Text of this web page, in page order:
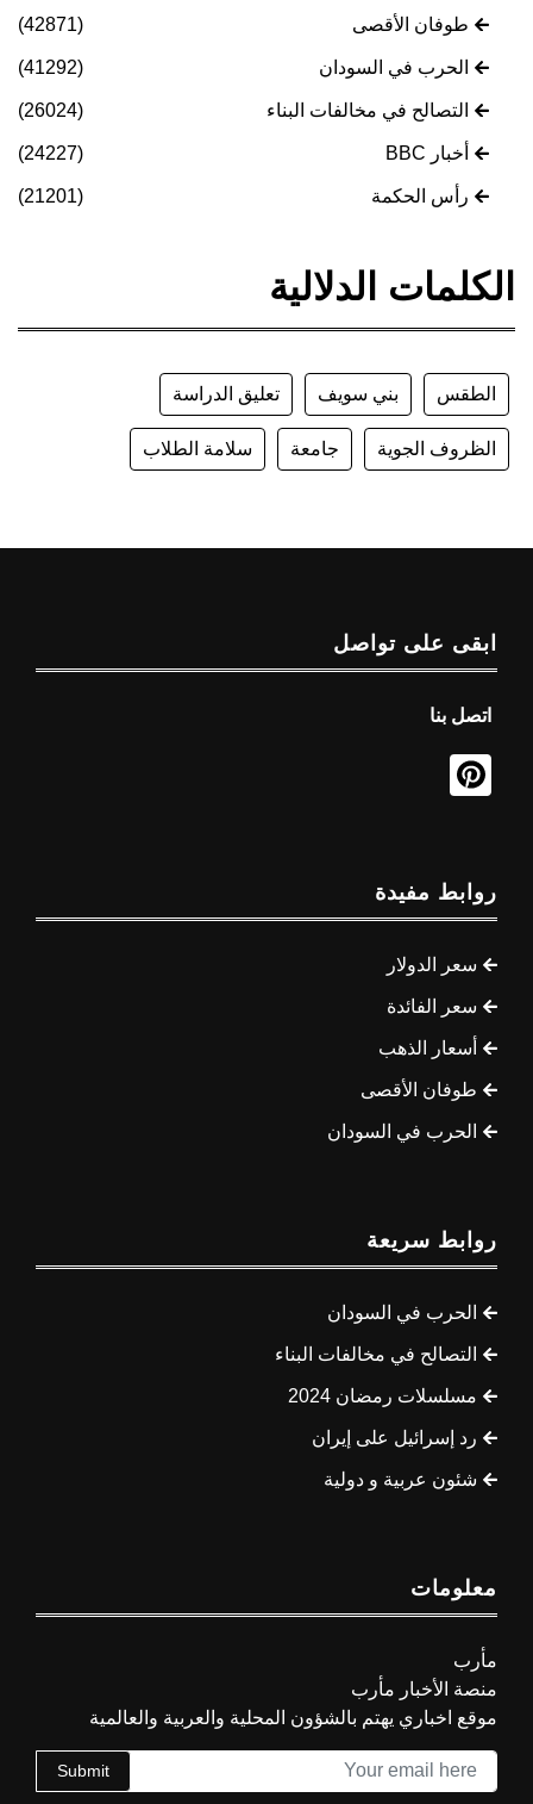
طوفان الأقصى (42871)
الحرب في السودان (41292)
التصالح في مخالفات البناء (26024)
أخبار BBC (24227)
رأس الحكمة (21201)
الكلمات الدلالية
الطقس بني سويف تعليق الدراسة
الظروف الجوية جامعة سلامة الطلاب
ابقى على تواصل
اتصل بنا
روابط مفيدة
سعر الدولار
سعر الفائدة
أسعار الذهب
طوفان الأقصى
الحرب في السودان
روابط سريعة
الحرب في السودان
التصالح في مخالفات البناء
مسلسلات رمضان 2024
رد إسرائيل على إيران
شئون عربية و دولية
معلومات
مأرب
منصة الأخبار مأرب
موقع اخباري يهتم بالشؤون المحلية والعربية والعالمية
Submit